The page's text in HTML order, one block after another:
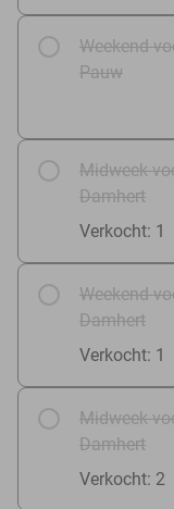
Weekend
Pauw
Midweek
Damhert
Verkocht: 1
Weekend
Damhert
Verkocht: 1
Midweek
Damhert
Verkocht: 2